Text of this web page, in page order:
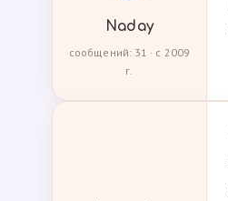
Naday
сообщений: 31 · с 2009
г.